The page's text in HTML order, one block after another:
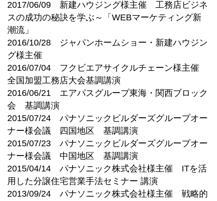
2017/06/09 新建ハウジング様主催 工務店ビジネ
スの成功の秘訣を学ぶ～「WEBマーケティング新
潮流」
2016/10/28 ジャパンホームショー・新建ハウジン
グ様主催
2016/07/04 フクビエアサイクルチェーン様主催
全国加盟工務店大会基調講演
2016/06/21 エアパスグループ東海・関西ブロック
会 基調講演
2015/07/24 パナソニックビルダーズグループオー
ナー様会議 四国地区 基調講演
2015/07/23 パナソニックビルダーズグループオー
ナー様会議 中国地区 基調講演
2015/04/14 パナソニック株式会社様主催 ITを活
用した分譲住宅営業手法セミナー 講演
2013/09/24 パナソニック株式会社様主催 戦略的